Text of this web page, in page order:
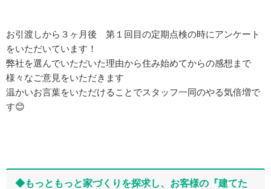
お引渡しから３ヶ月後 第１回目の定期点検の時にアンケート
をいただいています！
弊社を選んでいただいた理由から住み始めてからの感想まで
様々なご意見をいただきます
温かいお言葉をいただけることでスタッフ一同のやる気倍増で
す😊
◆もっともっと家づくりを探求し、お客様の『建てた